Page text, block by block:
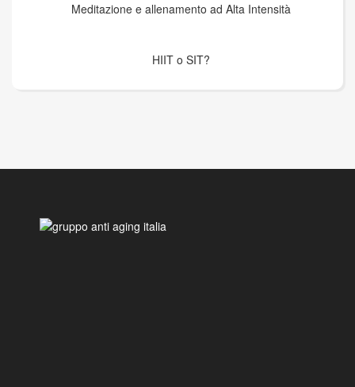
Meditazione e allenamento ad Alta Intensità
HIIT o SIT?